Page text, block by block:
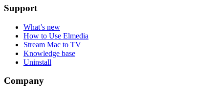
Support
What’s new
How to Use Elmedia
Stream Mac to TV
Knowledge base
Uninstall
Company